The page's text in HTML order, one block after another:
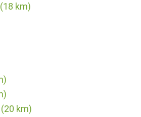
km)
km)